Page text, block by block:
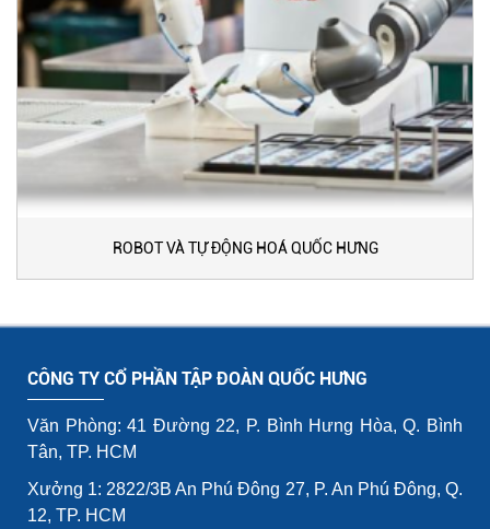
ROBOT VÀ TỰ ĐỘNG HOÁ QUỐC HƯNG
CÔNG TY CỔ PHẦN TẬP ĐOÀN QUỐC HƯNG
Văn Phòng: 41 Đường 22, P. Bình Hưng Hòa, Q. Bình
Tân, TP. HCM
Xưởng 1: 2822/3B An Phú Đông 27, P. An Phú Đông, Q.
12, TP. HCM